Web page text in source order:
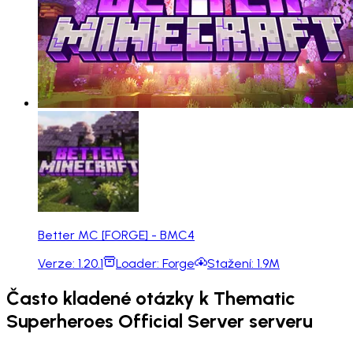
Better MC [FORGE] - BMC4
Verze: 1.20.1 Loader: Forge Stažení: 1.9M
Často kladené otázky k Thematic
Superheroes Official Server serveru